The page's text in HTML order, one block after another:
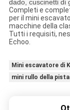
dado, cuscinetti di
Completi e
per il mini
macchine della
Tutti i requisiti,
Echoo.
Mini escavatore di
mini rullo della pista